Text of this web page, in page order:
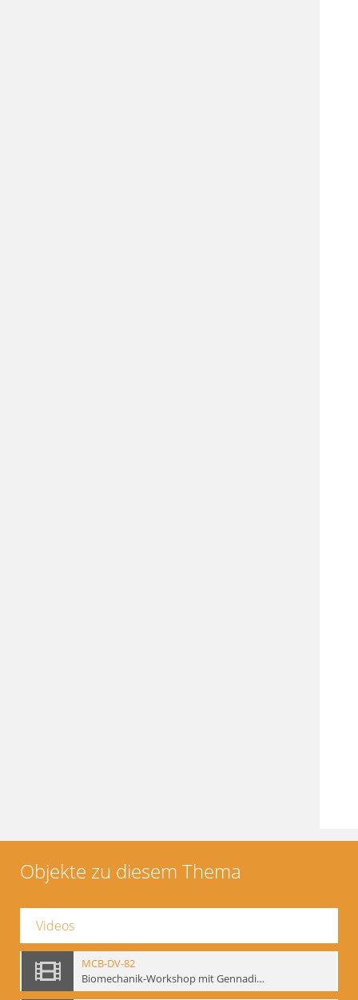
Objekte zu diesem Thema
Videos
MCB-DV-82
Biomechanik-Workshop mit Gennadij Bogdanow, Berlin, 1997